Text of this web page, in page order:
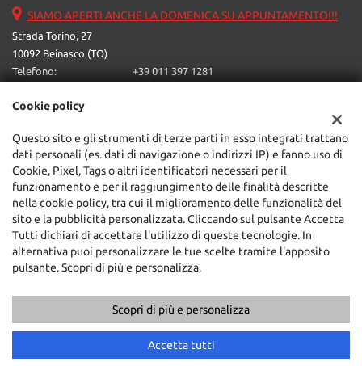
SIAMO APERTI ANCHE LA DOMENICA SU APPUNTAMENTO!!!
Strada Torino, 27
10092 Beinasco (TO)
Telefono:
+39 011 397 1281
Indicazioni stradali
Dati fiscali:
Ipercar Srl
Strada Torino, 27, Beinasco (TO)
C.F/P.IVA:05624230016
Registro delle imprese:TO
Copyright © 2026 GestionaleAuto.com S.r.l., Tutti i diritti riservati -
Leggi l'informativa sulla privacy-Cookie Policy
GestionaleAuto.com
Cookie policy
Questo sito e gli strumenti di terze parti in esso integrati trattano
dati personali (es. dati di navigazione o indirizzi IP) e fanno uso di
Cookie, Pixel, Tags o altri identificatori necessari per il
funzionamento e per il raggiungimento delle finalità descritte
nella cookie policy, tra cui il miglioramento delle funzionalità del
sito e la pubblicità personalizzata. Cliccando sul pulsante Accetta
Tutti dichiari di accettare l'utilizzo di queste tecnologie. In
alternativa puoi personalizzare le tue scelte tramite l'apposito
pulsante. Scopri di più e personalizza.
Scopri di più e personalizza
Accetta tutti